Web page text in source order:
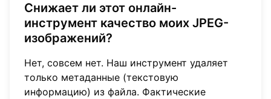
Снижает ли этот онлайн-
инструмент качество моих JPEG-
изображений?
Нет, совсем нет. Наш инструмент удаляет
только метаданные (текстовую
информацию) из файла. Фактические